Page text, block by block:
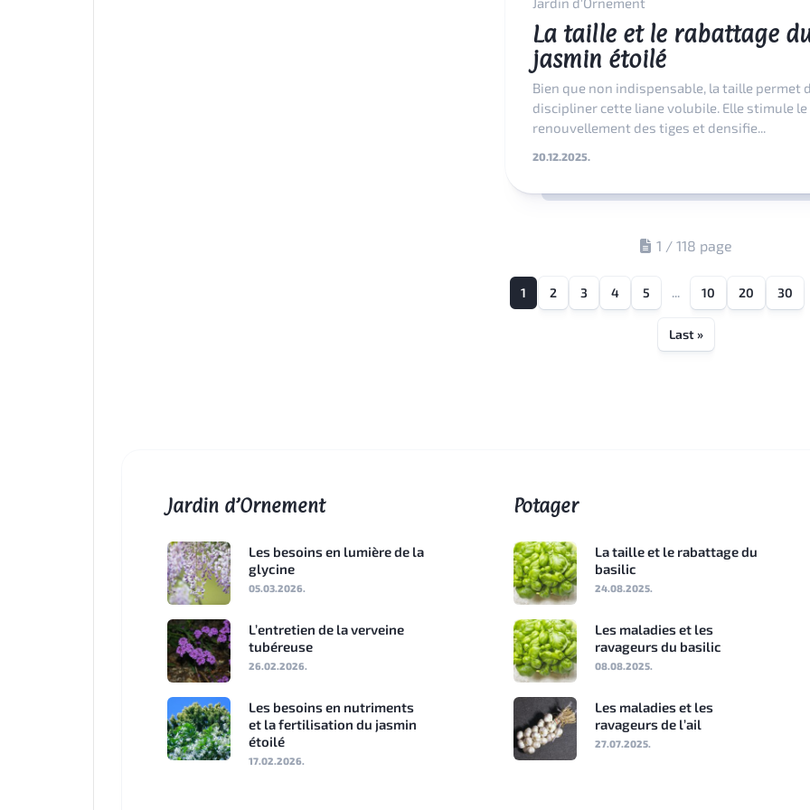
La taille et le rabattage
jasmin étoilé
Bien que non indispensable, la taille permet
discipliner cette liane volubile. Elle stimule le
renouvellement des tiges et densifie...
20.12.2025.
1 / 118 page
1 2 3 4 5 ... 10 20 30
Last »
Jardin d’Ornement
Les besoins en lumière de la
glycine
05.03.2026.
L’entretien de la verveine
tubéreuse
26.02.2026.
Les besoins en nutriments
et la fertilisation du jasmin
étoilé
17.02.2026.
Potager
La taille et le rabattage du
basilic
24.08.2025.
Les maladies et les
ravageurs du basilic
08.08.2025.
Les maladies et les
ravageurs de l’ail
27.07.2025.